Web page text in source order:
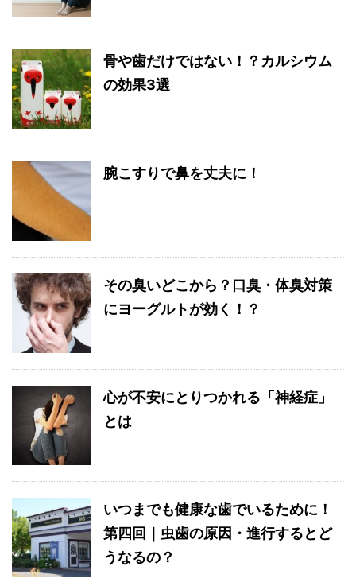
骨や歯だけではない！？カルシウム
の効果3選
腕こすりで鼻を丈夫に！
その臭いどこから？口臭・体臭対策
にヨーグルトが効く！？
心が不安にとりつかれる「神経症」
とは
いつまでも健康な歯でいるために！
第四回｜虫歯の原因・進行するとど
うなるの？